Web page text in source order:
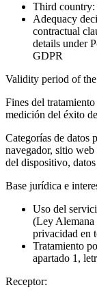
Third
Adequacy
contractual
details under
GDPR
Validity period of
Fines del tratamiento
medición del éxito
Categorías de datos
navegador, sitio
del dispositivo,
Base jurídica e
Uso del
(Ley Alemana
privacidad en
Tratamiento
apartado 1,
Receptor: